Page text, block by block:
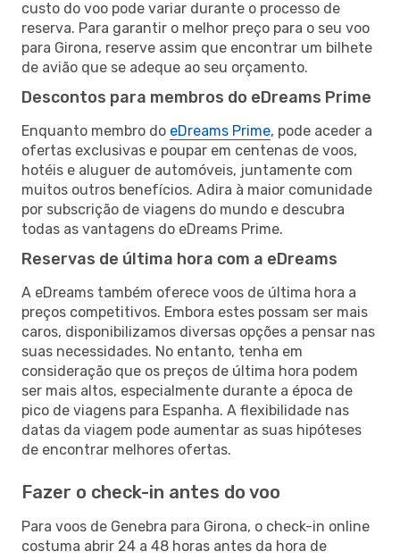
custo do voo pode variar durante o processo de
reserva. Para garantir o melhor preço para o seu voo
para Girona, reserve assim que encontrar um bilhete
de avião que se adeque ao seu orçamento.
Descontos para membros do eDreams Prime
Enquanto membro do eDreams Prime, pode aceder a
ofertas exclusivas e poupar em centenas de voos,
hotéis e aluguer de automóveis, juntamente com
muitos outros benefícios. Adira à maior comunidade
por subscrição de viagens do mundo e descubra
todas as vantagens do eDreams Prime.
Reservas de última hora com a eDreams
A eDreams também oferece voos de última hora a
preços competitivos. Embora estes possam ser mais
caros, disponibilizamos diversas opções a pensar nas
suas necessidades. No entanto, tenha em
consideração que os preços de última hora podem
ser mais altos, especialmente durante a época de
pico de viagens para Espanha. A flexibilidade nas
datas da viagem pode aumentar as suas hipóteses
de encontrar melhores ofertas.
Fazer o check-in antes do voo
Para voos de Genebra para Girona, o check-in online
costuma abrir 24 a 48 horas antes da hora de